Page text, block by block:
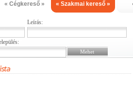
« Cégkereső » « Szakmai kereső »
Leírás: